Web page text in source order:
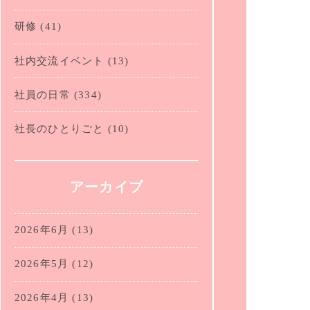
研修 (41)
社内交流イベント (13)
社員の日常 (334)
社長のひとりごと (10)
アーカイブ
2026年6月 (13)
2026年5月 (12)
2026年4月 (13)